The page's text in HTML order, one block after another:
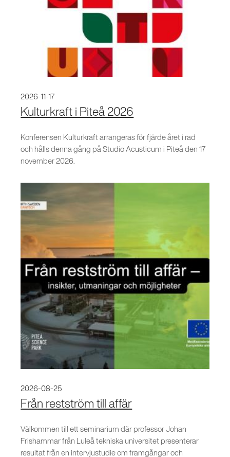
2026-11-17
Kulturkraft i Piteå 2026
Konferensen Kulturkraft arrangeras för fjärde året i rad
och hålls denna gång på Studio Acusticum i Piteå den 17
november 2026.
2026-08-25
Från restström till affär
Välkommen till ett seminarium där professor Johan
Frishammar från Luleå tekniska universitet presenterar
resultat från en intervjustudie om framgångar och